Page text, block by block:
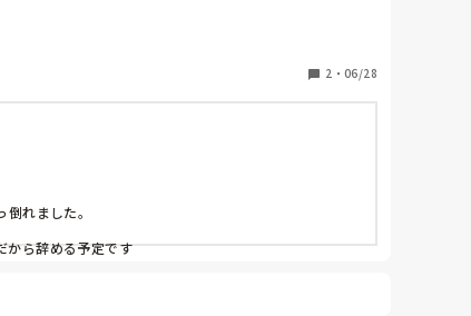
2 ・ 06/28
れました。
から辞める予定です